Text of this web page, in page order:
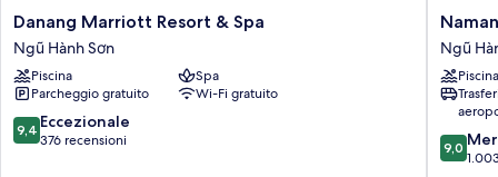
Danang
Marriott
Resort
&
Spa
Ngũ
Hành
Danang Marriott Resort & Spa
Ngũ Hành Sơn
Piscina
Spa
Parcheggio gratuito
Wi-Fi gratuito
9.4
su
9,4 Eccezionale
376 recensioni
Naman
Retreat
Ngũ
Hành
Sơn
Ngũ
Piscina
9.0
su
9,0